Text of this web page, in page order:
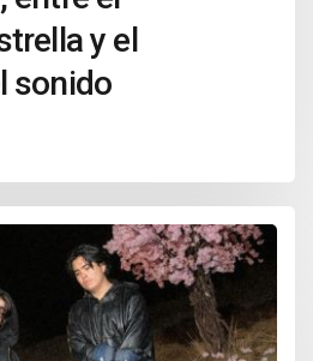
y el
sonido